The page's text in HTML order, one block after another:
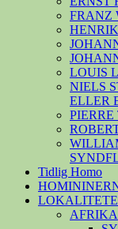
FRANZ
LOUIS
NIELS
ELLER
Tidlig Homo
AFRIKA